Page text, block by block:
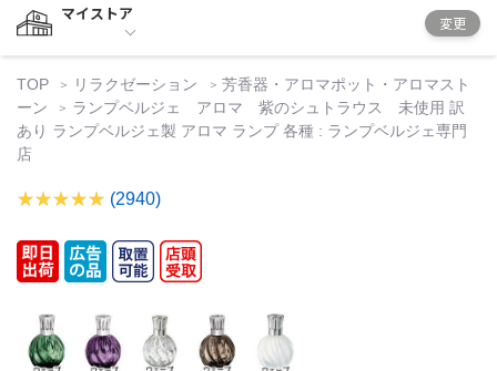
マイストア
変更
TOP リラクゼーション
芳香器・アロマポット・アロマスト
ーン
ランプベルジェ アロマ 紫のシュトラウス 未使用 訳
あり ランプベルジェ製 アロマ ランプ 各種 : ランプベルジェ専門
店
(2940)